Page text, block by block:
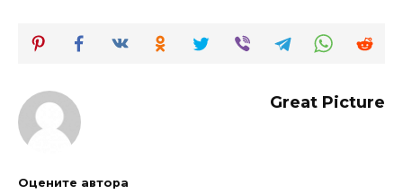
Great Picture
Оцените автора